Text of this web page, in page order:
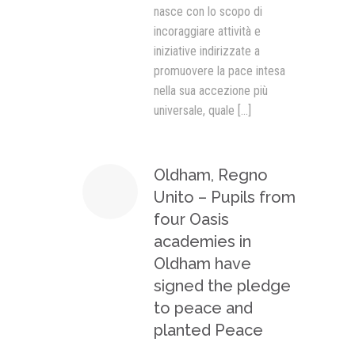
nasce con lo scopo di
incoraggiare attività e
iniziative indirizzate a
promuovere la pace intesa
nella sua accezione più
universale, quale [...]
Oldham, Regno
Unito – Pupils from
four Oasis
academies in
Oldham have
signed the pledge
to peace and
planted Peace